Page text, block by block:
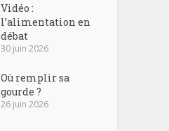
Vidéo :
l’alimentation en
débat
30 juin 2026
Où remplir sa
gourde ?
26 juin 2026